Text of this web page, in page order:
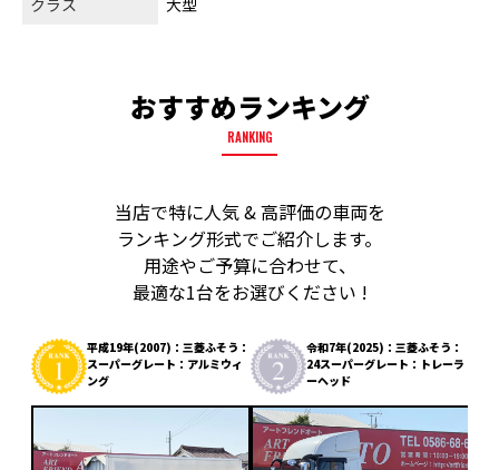
クラス
大型
おすすめランキング
RANKING
当店で特に人気 & 高評価の車両を
ランキング形式でご紹介します。
用途やご予算に合わせて、
最適な1台をお選びください !
平成19年(2007)：三菱ふそう：
スーパーグレート：アルミウィ
ング
令和7年(2025)：三菱ふそう：
24スーパーグレート：トレーラ
ーヘッド